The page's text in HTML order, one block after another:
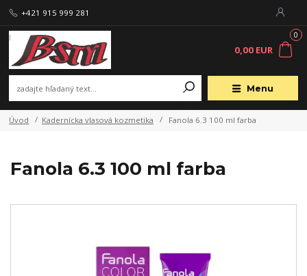
Menu
+421 915 999 281
0
0,00 EUR
Úvod Kadernícka vlasová kozmetika Fanola 6.3 100 ml farba
Fanola 6.3 100 ml farba